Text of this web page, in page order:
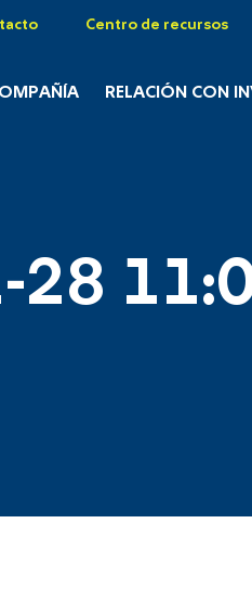
Centro de recursos
RELACIÓN CON
28